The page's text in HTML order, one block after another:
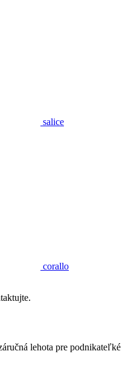
salice
corallo
lehota pre podnikateľké